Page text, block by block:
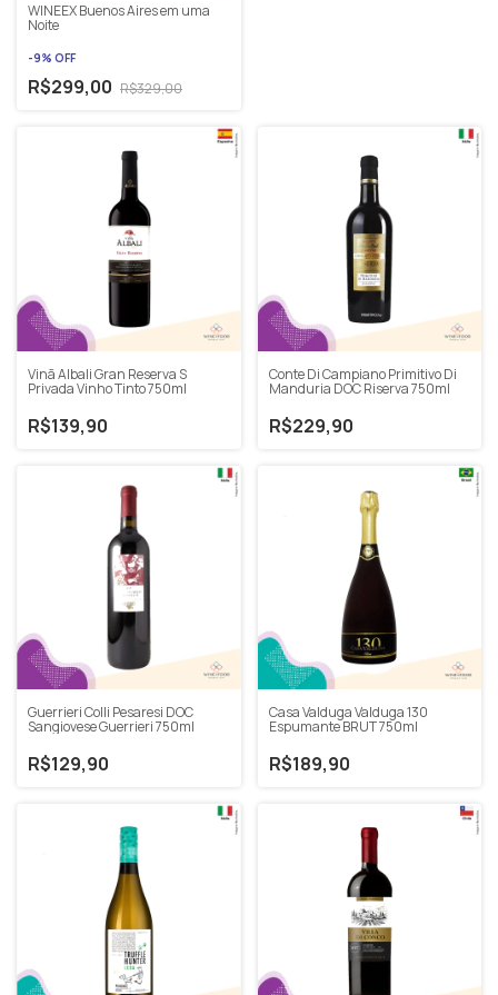
WINEEX Buenos Aires em uma
Noite
-9% OFF
R$299,00 R$329,00
Vinã Albali Gran Reserva S
Privada Vinho Tinto 750ml
R$139,90
Conte Di Campiano Primitivo Di
Manduria DOC Riserva 750ml
R$229,90
Guerrieri Colli Pesaresi DOC
Sangiovese Guerrieri 750ml
R$129,90
Casa Valduga Valduga 130
Espumante BRUT 750ml
R$189,90